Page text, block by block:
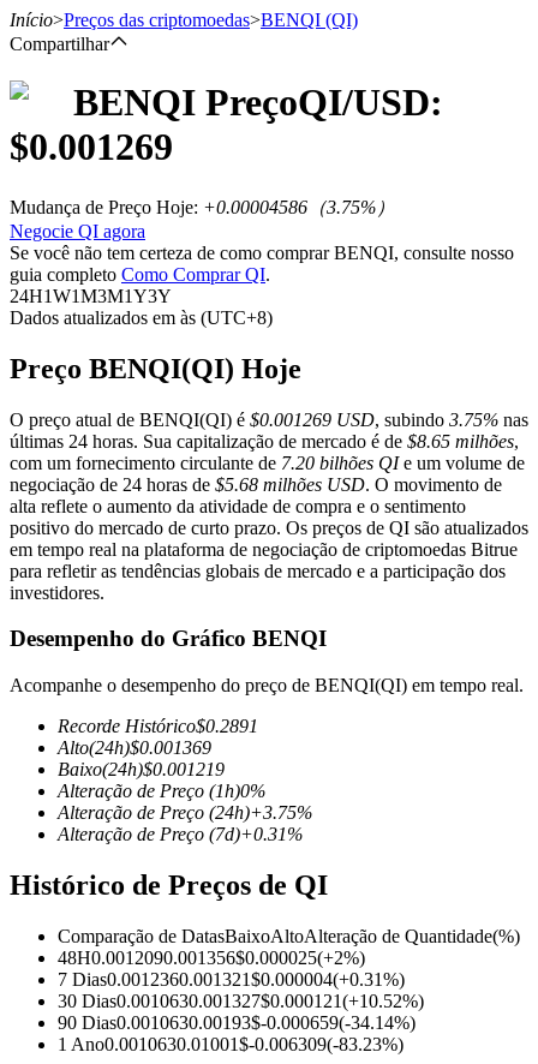
Futuros de USDT
Futuros COIN-M
Futuros de criptomoeda
TradFi
Derivativos de ações, câmbio, metais preciosos e commodities
Início>Preços das criptomoedas>BENQI (QI)
Compartilhar
BENQI PreçoQI/USD:
$0.001269
Mudança de Preço Hoje: +0.00004586 （3.75%）
Negocie QI agora
Se você não tem certeza de como comprar BENQI, consulte nosso
guia completo Como Comprar QI.
24H1W1M3M1Y3Y
Dados atualizados em às (UTC+8)
Preço BENQI(QI) Hoje
O preço atual de BENQI(QI) é $0.001269 USD, subindo 3.75% nas
últimas 24 horas. Sua capitalização de mercado é de $8.65 milhões,
com um fornecimento circulante de 7.20 bilhões QIe um volume de
negociação de 24 horas de $5.68 milhões USD. O movimento de
alta reflete o aumento da atividade de compra e o sentimento
positivo do mercado de curto prazo. Os preços de QI são atualizados
em tempo real na plataforma de negociação de criptomoedas Bitrue
para refletir as tendências globais de mercado e a participação dos
investidores.
Desempenho do Gráfico BENQI
Acompanhe o desempenho do preço de BENQI(QI) em tempo real.
Recorde Histórico$0.2891
Alto(24h)$0.001369
Baixo(24h)$0.001219
Alteração de Preço (1h)0%
Alteração de Preço (24h)+3.75%
Alteração de Preço (7d)+0.31%
Histórico de Preços de QI
Comparação de DatasBaixoAltoAlteração de Quantidade(%)
48H0.0012090.001356$0.000025(+2%)
7 Dias0.0012360.001321$0.000004(+0.31%)
30 Dias0.0010630.001327$0.000121(+10.52%)
90 Dias0.0010630.00193$-0.000659(-34.14%)
1 Ano0.0010630.01001$-0.006309(-83.23%)